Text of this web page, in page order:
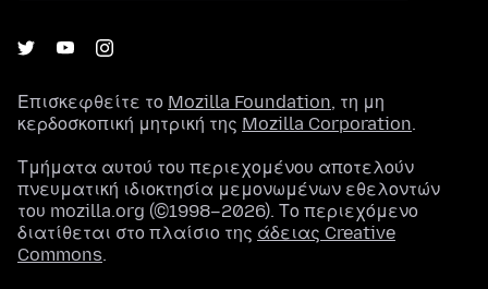
Επισκεφθείτε το Mozilla Foundation, τη μη
κερδοσκοπική μητρική της Mozilla Corporation.
Τμήματα αυτού του περιεχομένου αποτελούν
πνευματική ιδιοκτησία μεμονωμένων εθελοντών
του mozilla.org (©1998–2026). Το περιεχόμενο
διατίθεται στο πλαίσιο της άδειας Creative
Commons.